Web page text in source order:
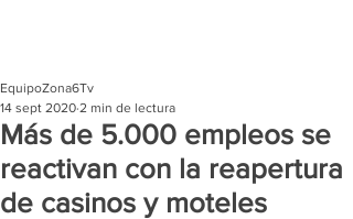
Más de 5.000 empleos se
reactivan con la reapertura
de casinos y moteles
EquipoZona6Tv
14 sept 2020 2 min de lectura